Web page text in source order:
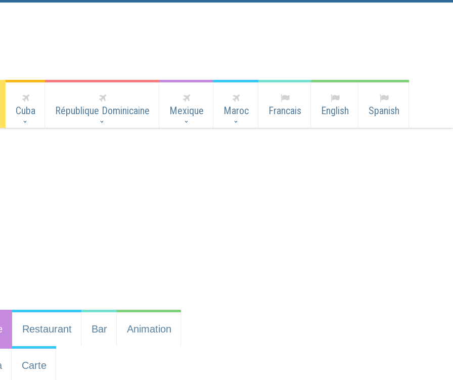
Cuba République Dominicaine Mexique Maroc Francais English Spanish
Restaurant Bar Animation
Carte